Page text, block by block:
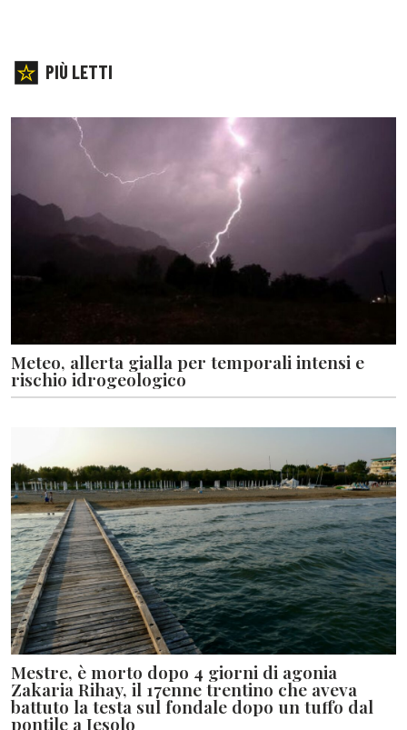
PIÙ LETTI
Meteo, allerta gialla per temporali intensi e
rischio idrogeologico
Mestre, è morto dopo 4 giorni di agonia
Zakaria Rihay, il 17enne trentino che aveva
battuto la testa sul fondale dopo un tuffo dal
pontile a Jesolo